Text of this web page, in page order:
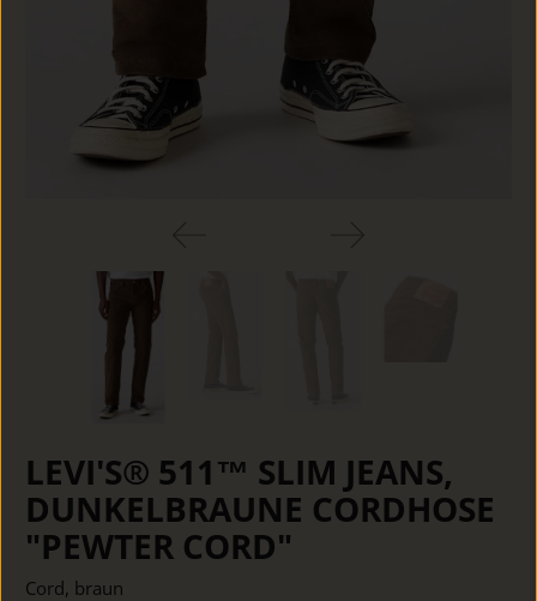
LEVI'S® 511™ SLIM JEANS,
DUNKELBRAUNE CORDHOSE
"PEWTER CORD"
Cord, braun